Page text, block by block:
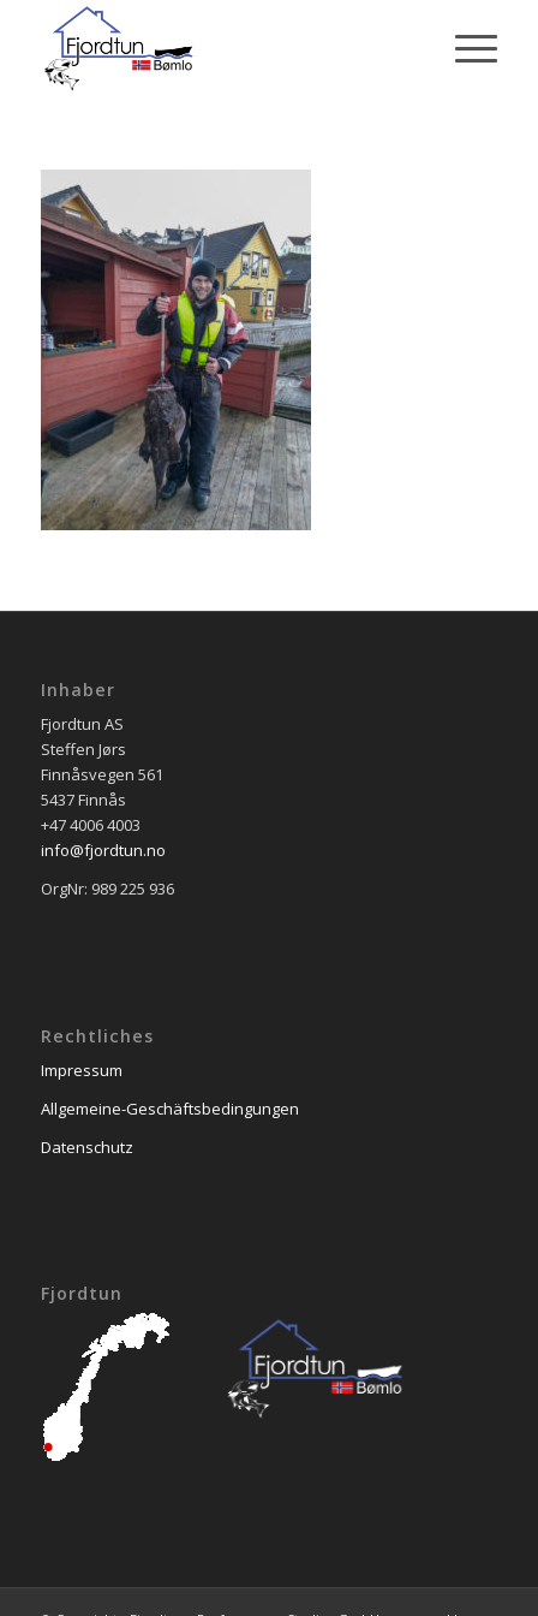
Inhaber
Fjordtun AS
Steffen Jørs
Finnåsvegen 561
5437 Finnås
+47 4006 4003
info@fjordtun.no
OrgNr: 989 225 936
Rechtliches
Impressum
Allgemeine-Geschäftsbedingungen
Datenschutz
Fjordtun